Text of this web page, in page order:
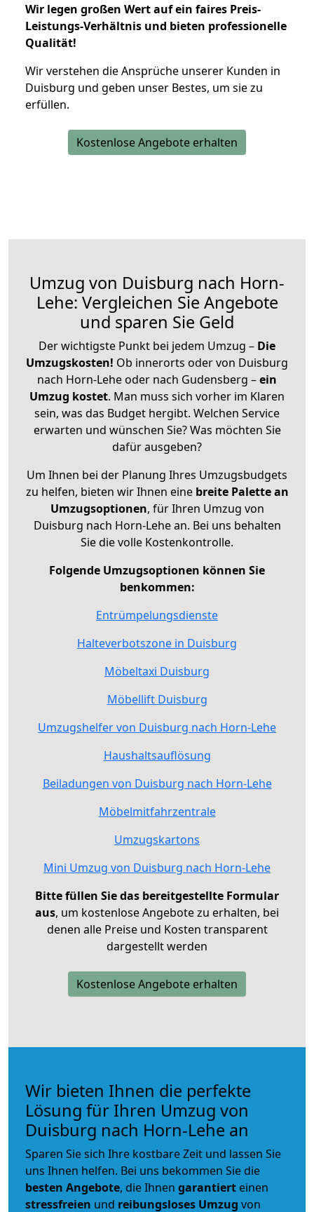
Wir legen großen Wert auf ein faires Preis-
Leistungs-Verhältnis und bieten professionelle
Qualität!
Wir verstehen die Ansprüche unserer Kunden in
Duisburg und geben unser Bestes, um sie zu
erfüllen.
Kostenlose Angebote erhalten
Umzug von Duisburg nach Horn-
Lehe: Vergleichen Sie Angebote
und sparen Sie Geld
Der wichtigste Punkt bei jedem Umzug – Die
Umzugskosten! Ob innerorts oder von Duisburg
nach Horn-Lehe oder nach Gudensberg –ein
Umzug kostet. Man muss sich vorher im Klaren
sein, was das Budget hergibt. Welchen Service
erwarten und wünschen Sie? Was möchten Sie
dafür ausgeben?
Um Ihnen bei der Planung Ihres Umzugsbudgets
zu helfen, bieten wir Ihnen eine breite Palette an
Umzugsoptionen, für Ihren Umzug von
Duisburg nach Horn-Lehe an. Bei uns behalten
Sie die volle Kostenkontrolle.
Folgende Umzugsoptionen können Sie
benkommen:
Entrümpelungsdienste
Halteverbotszone in Duisburg
Möbeltaxi Duisburg
Möbellift Duisburg
Umzugshelfer von Duisburg nach Horn-Lehe
Haushaltsauflösung
Beiladungen von Duisburg nach Horn-Lehe
Möbelmitfahrzentrale
Umzugskartons
Mini Umzug von Duisburg nach Horn-Lehe
Bitte füllen Sie das bereitgestellte Formular
aus, um kostenlose Angebote zu erhalten, bei
denen alle Preise und Kosten transparent
dargestellt werden
Kostenlose Angebote erhalten
Wir bieten Ihnen die perfekte
Lösung für Ihren Umzug von
Duisburg nach Horn-Lehe an
Sparen Sie sich Ihre kostbare Zeit und lassen Sie
uns Ihnen helfen. Bei uns bekommen Sie die
besten Angebote, die Ihnen garantiert einen
stressfreien und reibungsloses Umzug von